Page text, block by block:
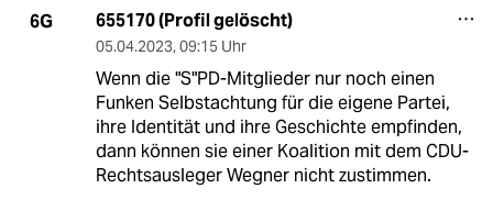
6G 655170 (Profil gelöscht)
05.04.2023, 09:15 Uhr
Wenn die "S"PD-Mitglieder nur noch einen
Funken Selbstachtung für die eigene Partei,
ihre Identität und ihre Geschichte empfinden,
dann können sie einer Koalition mit dem CDU-
Rechtsausleger Wegner nicht zustimmen.